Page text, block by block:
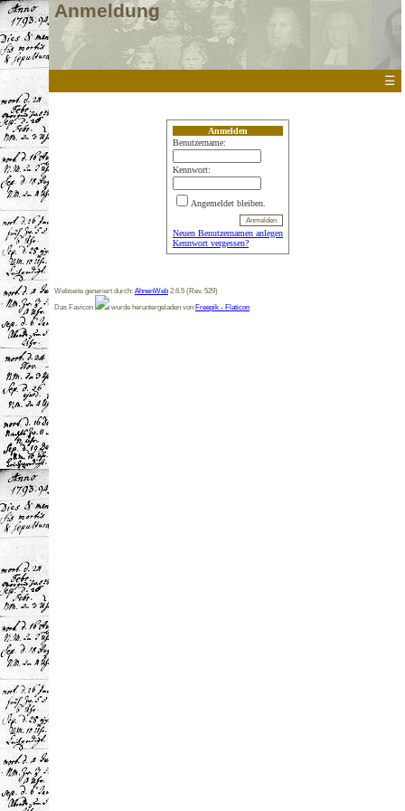
Anmeldung
☰
Anmelden
Benutzername:
Kennwort:
Angemeldet bleiben.
Neuen Benutzernamen anlegen
Kennwort vergessen?
Webseite generiert durch: AhnenWeb 2.6.5 (Rev. 529)
Das Favicon
wurde heruntergeladen von Freepik - Flaticon